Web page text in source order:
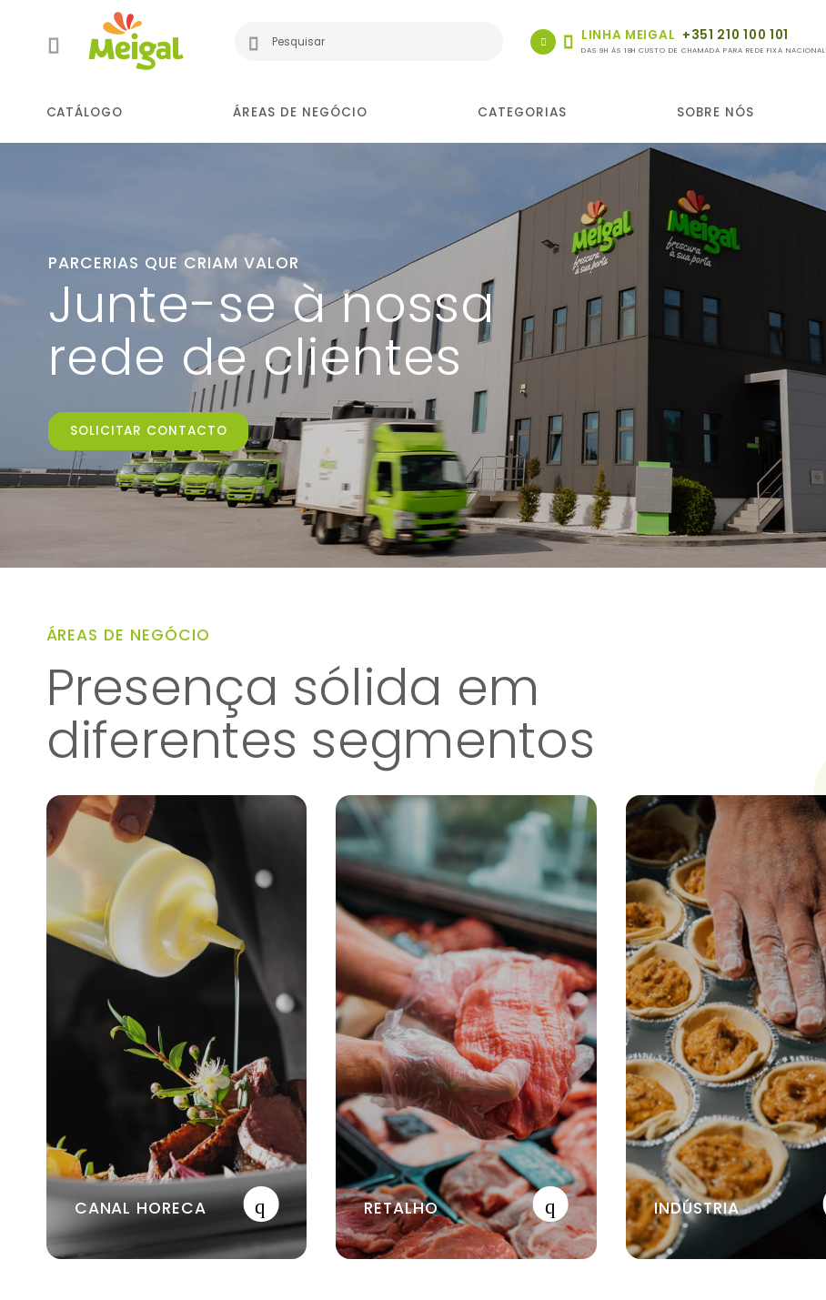
LINHA MEIGAL +351 210 100 101
DAS 9H ÀS 18H CUSTO DE CHAMADA PARA REDE FIXA NACIONAL
CATÁLOGO ÁREAS DE NEGÓCIO CATEGORIAS SOBRE NÓS
PARCERIAS QUE CRIAM VALOR
Junte-se à nossa
rede de clientes
SOLICITAR CONTACTO
ÁREAS DE NEGÓCIO
Presença sólida em
diferentes segmentos
CANAL HORECA RETALHO INDÚSTRIA